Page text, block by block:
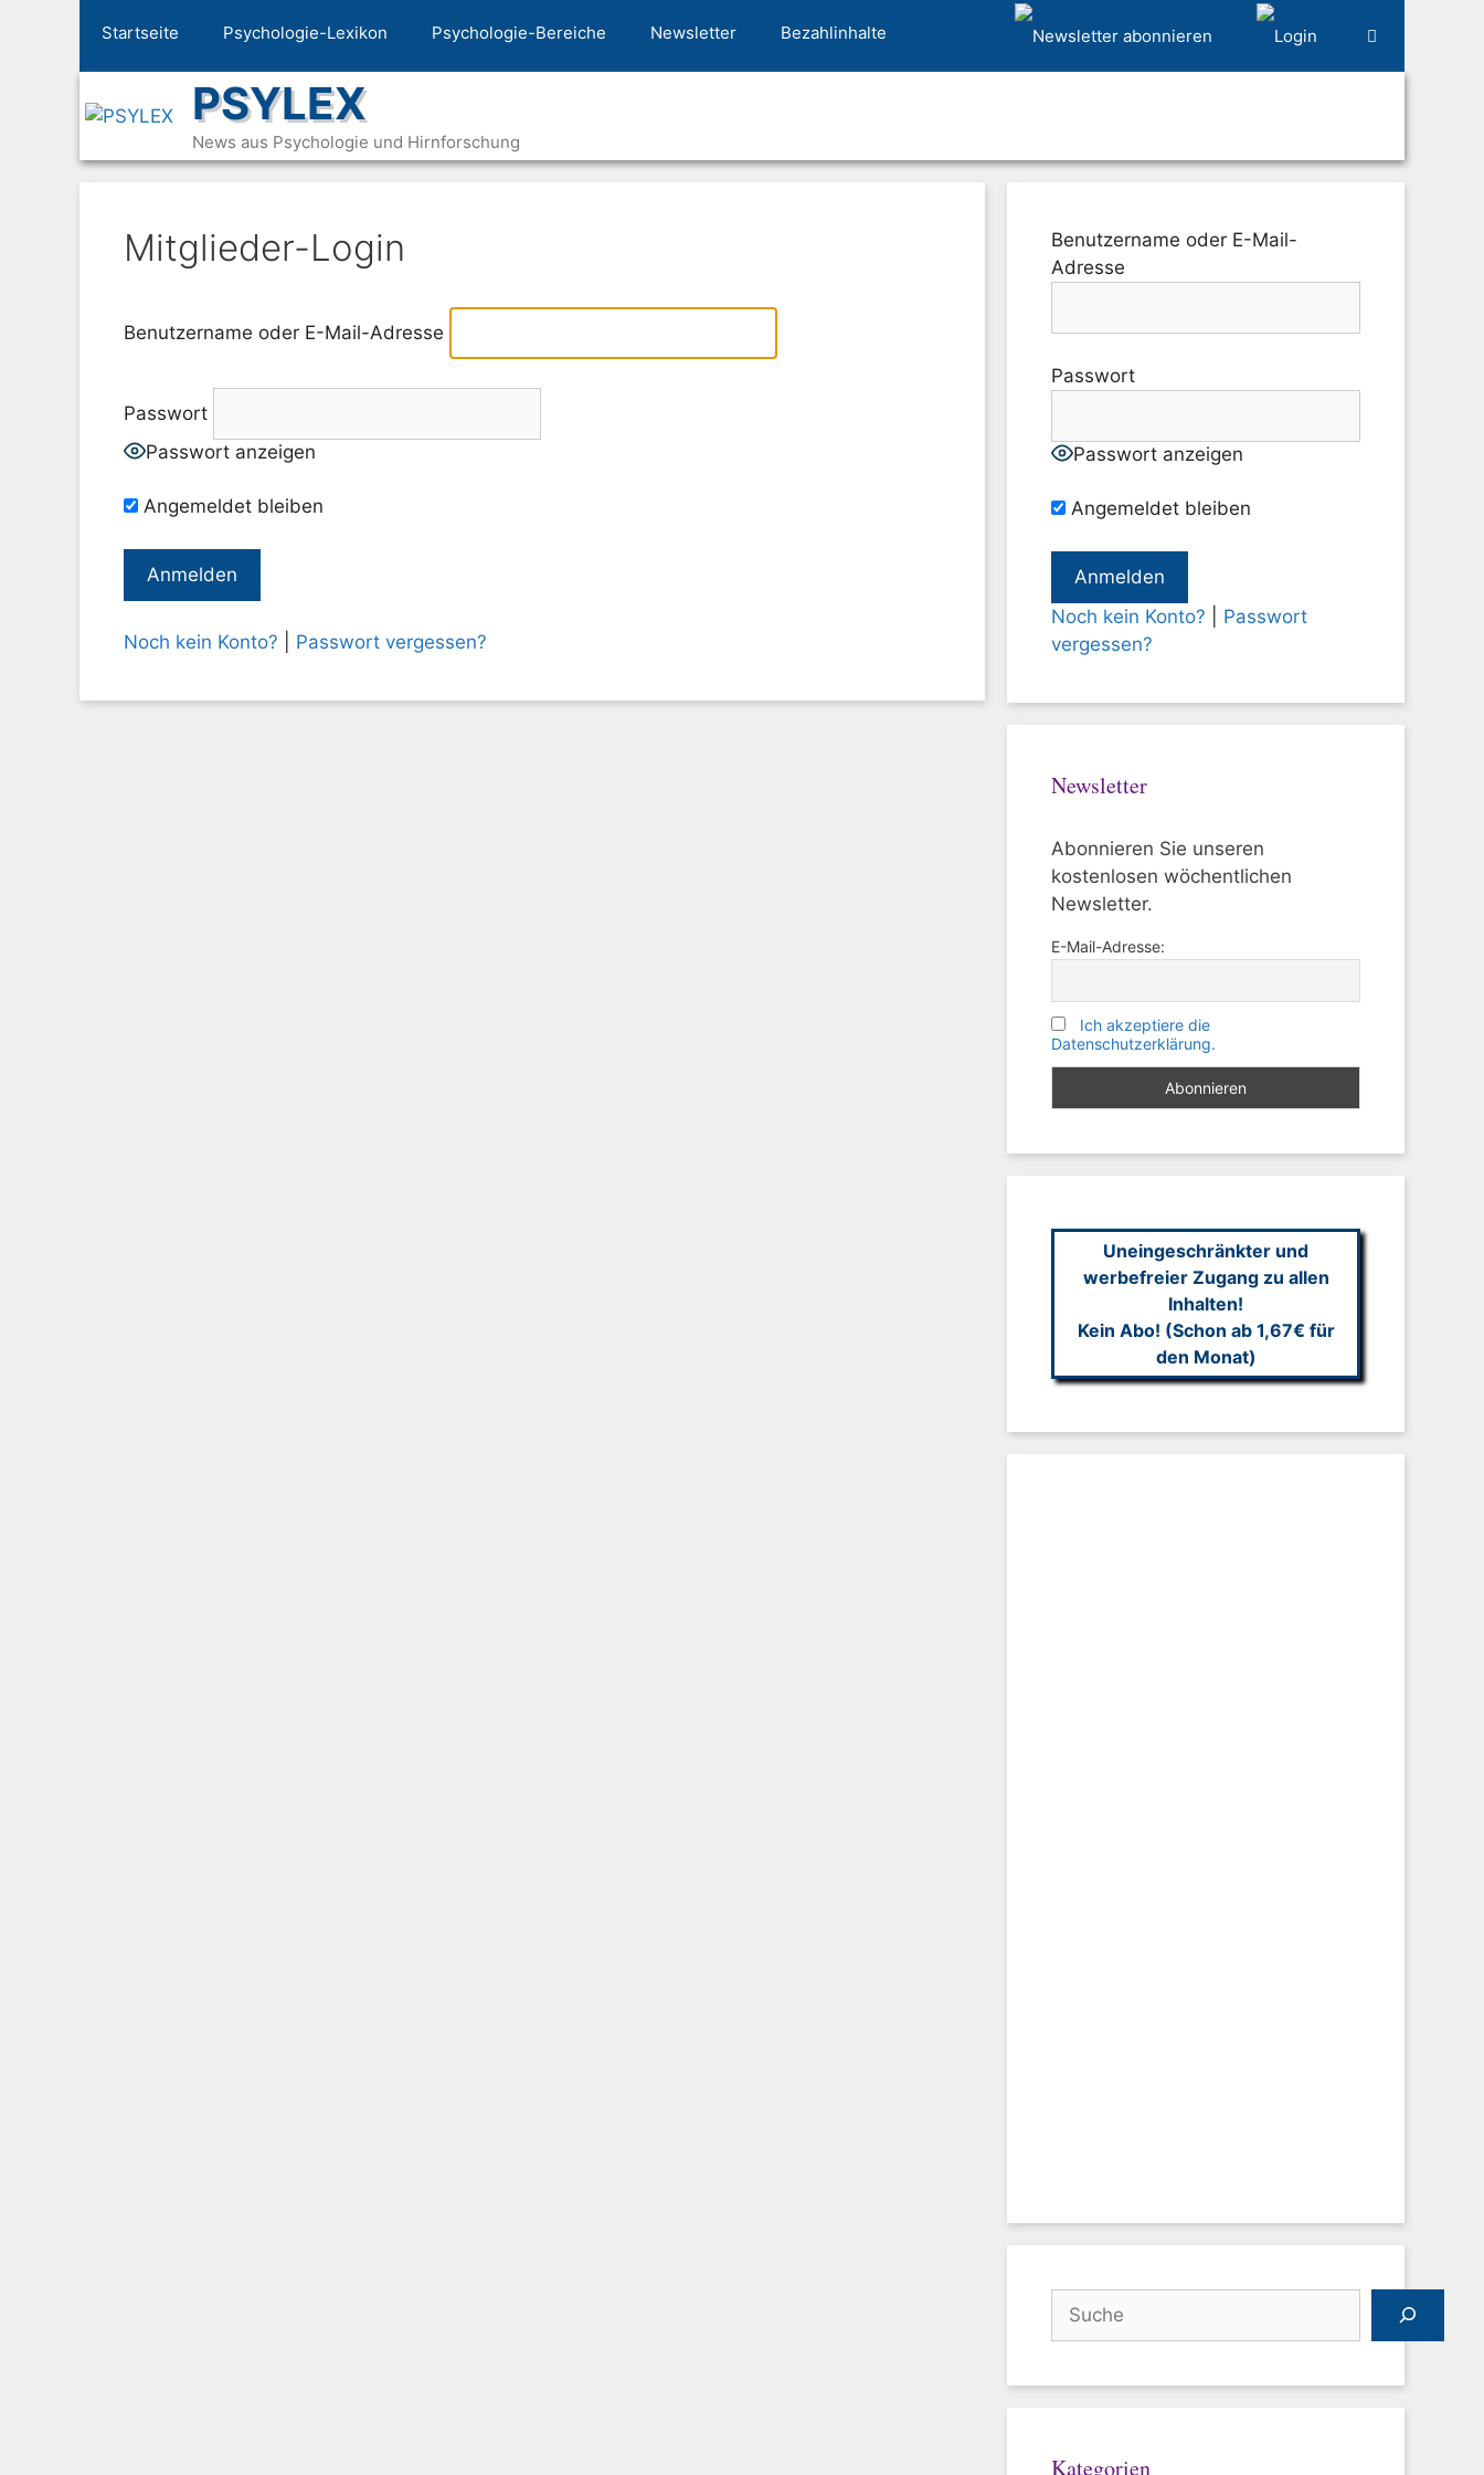
Startseite Psychologie-Lexikon Psychologie-Bereiche Newsletter Bezahlinhalte
PSYLEX
News aus Psychologie und Hirnforschung
Mitglieder-Login
Benutzername oder E-Mail-Adresse
Passwort
Passwort anzeigen
Angemeldet bleiben
Noch kein Konto? Passwort vergessen?
Benutzername oder E-Mail-
Adresse
Passwort
Passwort anzeigen
Angemeldet bleiben
Noch kein Konto?
Passwort
vergessen?
Newsletter
Abonnieren Sie unseren
kostenlosen wöchentlichen
Newsletter.
E-Mail-Adresse:
Ich akzeptiere die
Datenschutzerklärung.
Uneingeschränkter und
werbefreier Zugang zu allen
Inhalten!
Kein Abo! (Schon ab 1,67€ für
den Monat)
Kategorien